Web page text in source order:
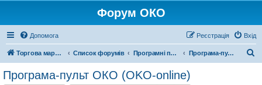
Форум ОКО
Допомога Вхід
Реєстрація
Торгова марка ОКО Список форумів Програмні продукти Програма-пульт ОКО (OKO-online)
Програма-пульт ОКО (OKO-online)